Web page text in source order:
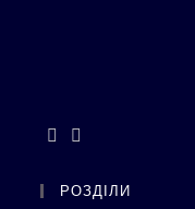
РОЗДІЛИ